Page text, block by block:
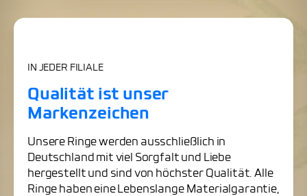
IN JEDER FILIALE
Qualität ist unser
Markenzeichen
Unsere Ringe werden ausschließlich in
Deutschland mit viel Sorgfalt und Liebe
hergestellt und sind von höchster Qualität. Alle
Ringe haben eine Lebenslange Materialgarantie,